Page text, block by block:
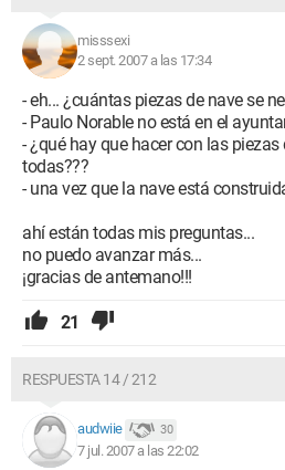
misssexi
2 sept. 2007 a las 17:34
- eh... ¿cuántas piezas de nave se
- Paulo Norable no está en el
- ¿qué hay que hacer con las
todas???
- una vez que la nave está
ahí están todas mis preguntas...
no puedo avanzar más...
¡gracias de antemano!!!
21
RESPUESTA 14 / 212
audwiie 30
7 jul. 2007 a las 22:02